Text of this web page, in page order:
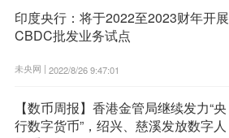
印度央行：将于2022至2023财年开展
CBDC批发业务试点
未央网 | 2022/8/26 9:47:01
【数币周报】香港金管局继续发力“央
行数字货币”，绍兴、慈溪发放数字人